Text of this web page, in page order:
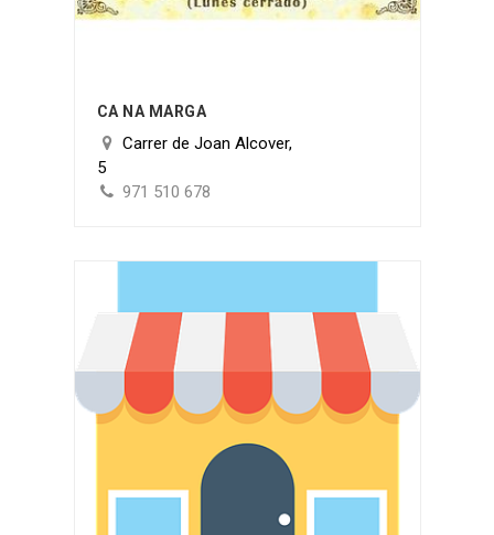
CA NA MARGA
Carrer de Joan Alcover,
5
971 510 678